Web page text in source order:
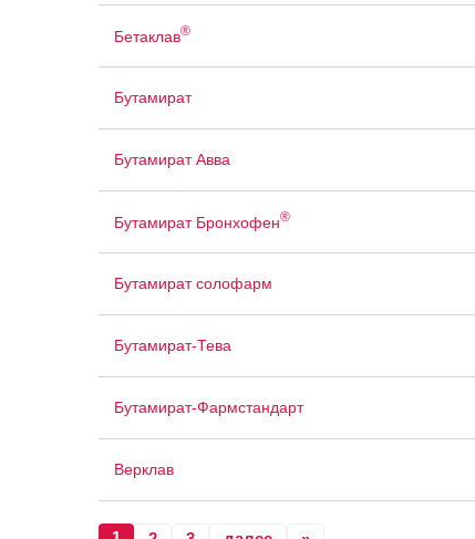
Бетаклав®
Бутамират
Бутамират Авва
Бутамират Бронхофен®
Бутамират солофарм
Бутамират-Тева
Бутамират-Фармстандарт
Верклав